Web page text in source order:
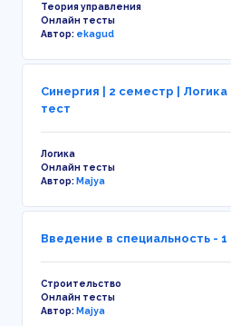
Теория управления
Онлайн тесты
Автор: ekagud
Синергия | 2 семестр |
тест
Логика
Онлайн тесты
Автор:Majya
Введение в специальность -
Строительство
Онлайн тесты
Автор:Majya